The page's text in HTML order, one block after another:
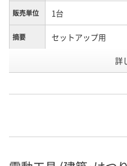
販売単位 1台
摘要 セットアップ用
XJ08393
詳